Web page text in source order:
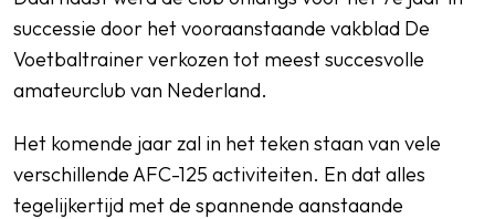
successie door het vooraanstaande vakblad De
Voetbaltrainer verkozen tot meest succesvolle
amateurclub van Nederland.
Het komende jaar zal in het teken staan van vele
verschillende AFC-125 activiteiten. En dat alles
tegelijkertijd met de spannende aanstaande